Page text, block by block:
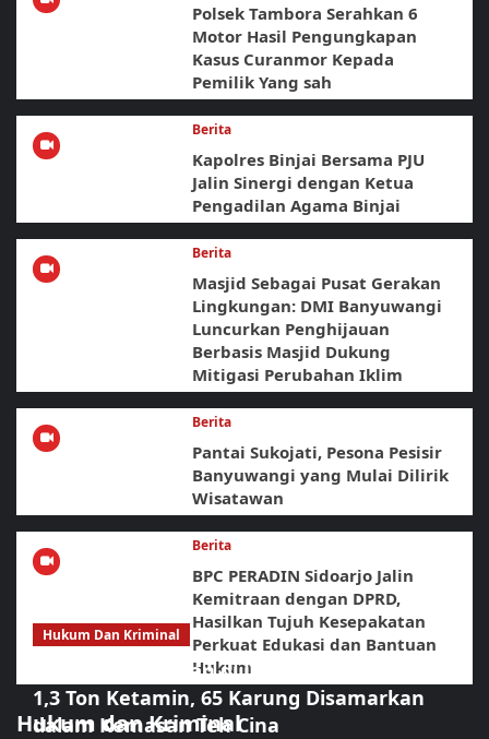
Polsek Tambora Serahkan 6
Motor Hasil Pengungkapan
Kasus Curanmor Kepada
Pemilik Yang sah
Berita
Kapolres Binjai Bersama PJU
Jalin Sinergi dengan Ketua
Pengadilan Agama Binjai
Berita
Masjid Sebagai Pusat Gerakan
Lingkungan: DMI Banyuwangi
Luncurkan Penghijauan
Berbasis Masjid Dukung
Mitigasi Perubahan Iklim
Berita
Pantai Sukojati, Pesona Pesisir
Banyuwangi yang Mulai Dilirik
Wisatawan
Berita
BPC PERADIN Sidoarjo Jalin
Kemitraan dengan DPRD,
Hasilkan Tujuh Kesepakatan
Perkuat Edukasi dan Bantuan
Hukum
Hukum dan Kriminal
Hukum Dan Kriminal
Operasi Gabungan di Laut Bintan Bongkar
1,3 Ton Ketamin, 65 Karung Disamarkan
dalam Kemasan Teh Cina